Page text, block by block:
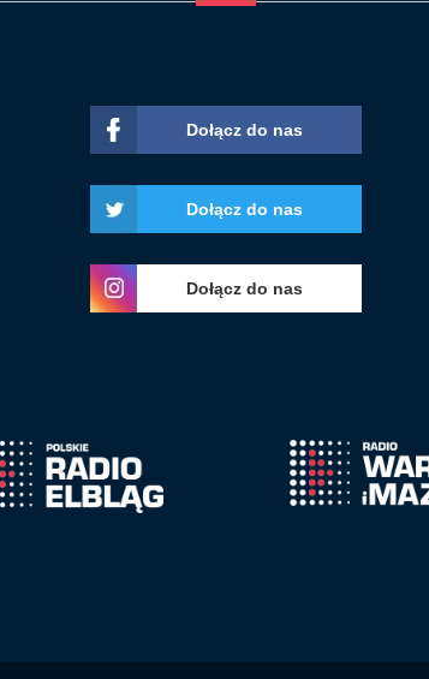
Dołącz do nas
Dołącz do nas
Dołącz do nas